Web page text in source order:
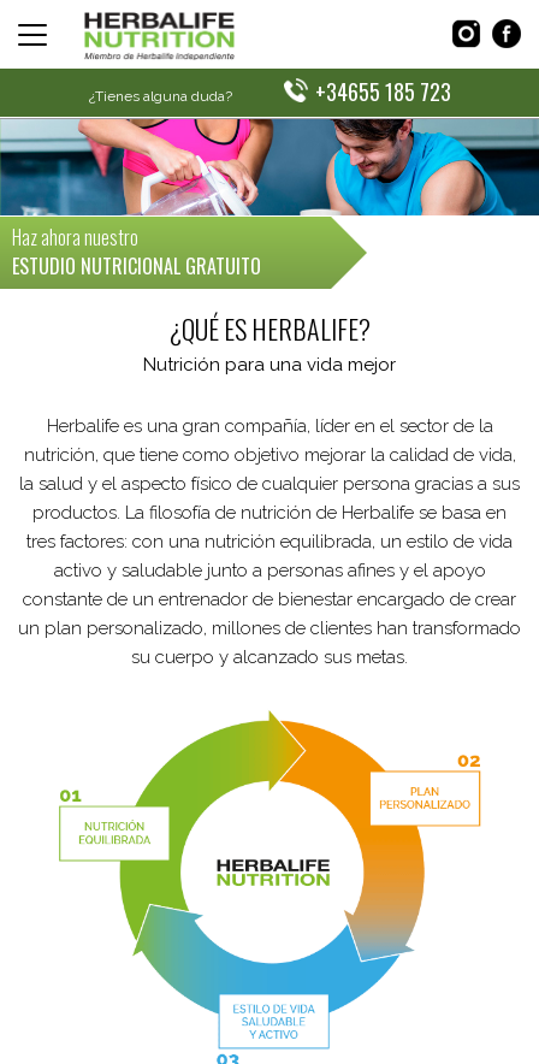
¿Tienes alguna duda? +34655 185 723
Haz ahora nuestro
ESTUDIO NUTRICIONAL GRATUITO
¿QUÉ ES HERBALIFE?
Nutrición para una vida mejor
Herbalife es una gran compañía, líder en el sector de la
nutrición, que tiene como objetivo mejorar la calidad de vida,
la salud y el aspecto físico de cualquier persona gracias a sus
productos. La filosofía de nutrición de Herbalife se basa en
tres factores: con una nutrición equilibrada, un estilo de vida
activo y saludable junto a personas afines y el apoyo
constante de un entrenador de bienestar encargado de crear
un plan personalizado, millones de clientes han transformado
su cuerpo y alcanzado sus metas.